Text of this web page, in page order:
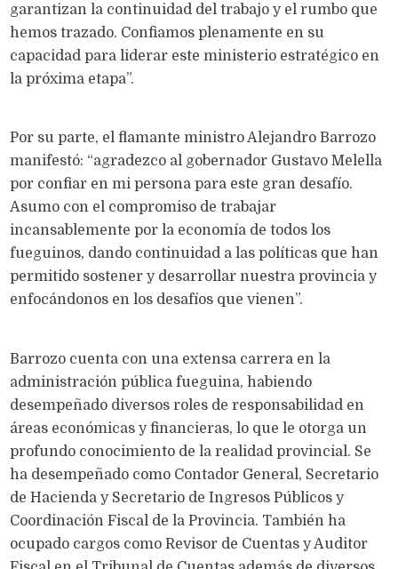
garantizan la continuidad del trabajo y el rumbo que
hemos trazado. Confiamos plenamente en su
capacidad para liderar este ministerio estratégico en
la próxima etapa”.
Por su parte, el flamante ministro Alejandro Barrozo
manifestó: “agradezco al gobernador Gustavo Melella
por confiar en mi persona para este gran desafío.
Asumo con el compromiso de trabajar
incansablemente por la economía de todos los
fueguinos, dando continuidad a las políticas que han
permitido sostener y desarrollar nuestra provincia y
enfocándonos en los desafíos que vienen”.
Barrozo cuenta con una extensa carrera en la
administración pública fueguina, habiendo
desempeñado diversos roles de responsabilidad en
áreas económicas y financieras, lo que le otorga un
profundo conocimiento de la realidad provincial. Se
ha desempeñado como Contador General, Secretario
de Hacienda y Secretario de Ingresos Públicos y
Coordinación Fiscal de la Provincia. También ha
ocupado cargos como Revisor de Cuentas y Auditor